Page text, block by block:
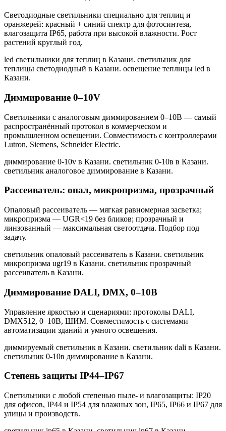
Светодиодные светильники специально для теплиц и
оранжерей: красный + синий спектр для фотосинтеза,
влагозащита IP65, работа при высокой влажности. Рост
растений круглый год.
led светильники для теплиц в Казани. светильник для
теплицы светодиодный в Казани. освещение теплицы led в
Казани.
Диммирование 0–10V
Светильники с аналоговым диммированием 0–10В — самый
распространённый протокол в коммерческом и
промышленном освещении. Совместимость с контроллерами
Lutron, Siemens, Schneider Electric.
диммирование 0-10v в Казани. светильник 0-10в в Казани.
светильник аналоговое диммирование в Казани.
Рассеиватель: опал, микропризма, прозрачный
Опаловый рассеиватель — мягкая равномерная засветка;
микропризма — UGR<19 без бликов; прозрачный и
линзованный — максимальная светоотдача. Подбор под
задачу.
светильник опаловый рассеиватель в Казани. светильник
микропризма ugr19 в Казани. светильник прозрачный
рассеиватель в Казани.
Диммирование DALI, DMX, 0–10В
Управление яркостью и сценариями: протоколы DALI,
DMX512, 0–10В, ШИМ. Совместимость с системами
автоматизации зданий и умного освещения.
диммируемый светильник в Казани. светильник dali в Казани.
светильник 0-10в диммирование в Казани.
Степень защиты IP44–IP67
Светильники с любой степенью пыле- и влагозащиты: IP20
для офисов, IP44 и IP54 для влажных зон, IP65, IP66 и IP67 для
улицы и производств.